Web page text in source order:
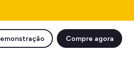
Compre agora